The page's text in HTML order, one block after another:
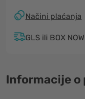
Načini plaćanja
GLS ili BOX
Informacije o